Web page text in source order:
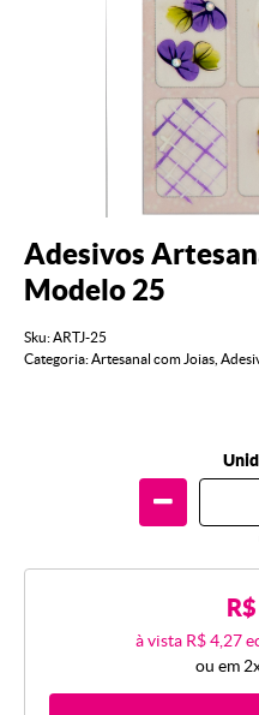
Adesivos
Modelo 25
Sku:ARTJ-25
Categoria:Artesanal com Joias
à vista R$ 4,27
ou em